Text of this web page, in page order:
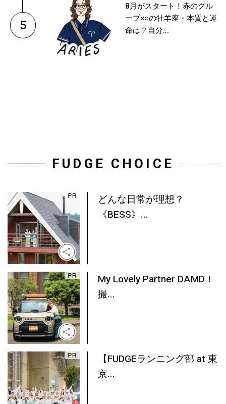
5
8月がスタート！赤のグル
ープ×○の牡羊座・本質と運
命は？自分...
FUDGE CHOICE
どんな日常が理想？
《BESS》...
My Lovely Partner DAMD！
撮...
【FUDGEランニング部 at 東
京...